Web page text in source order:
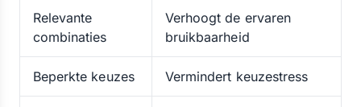
Relevante
combinaties
Verhoogt de ervaren
bruikbaarheid
Beperkte keuzes Vermindert keuzestress